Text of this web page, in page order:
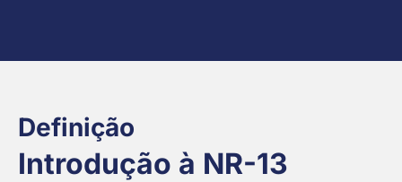
Definição
Introdução à NR-13